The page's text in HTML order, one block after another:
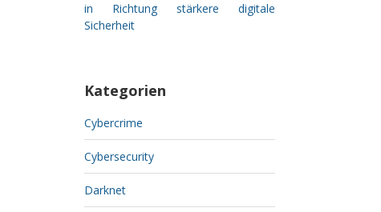
in Richtung stärkere digitale
Sicherheit
Kategorien
Cybercrime
Cybersecurity
Darknet